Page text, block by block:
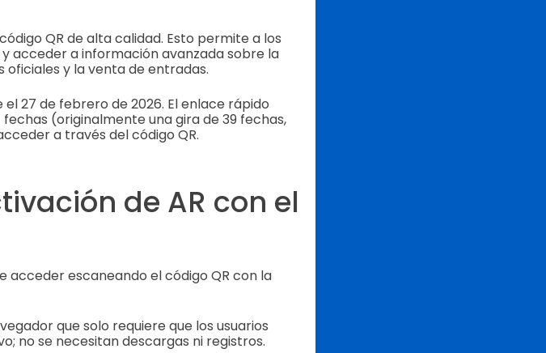
QR de alta calidad. Esto permite a los
acceder a información avanzada sobre la
oficiales y la venta de entradas.
27 de febrero de 2026. El enlace rápido
(originalmente una gira de 39 fechas,
a través del código QR.
de AR con el
acceder escaneando el código QR con la
que solo requiere que los usuarios
no se necesitan descargas ni registros.